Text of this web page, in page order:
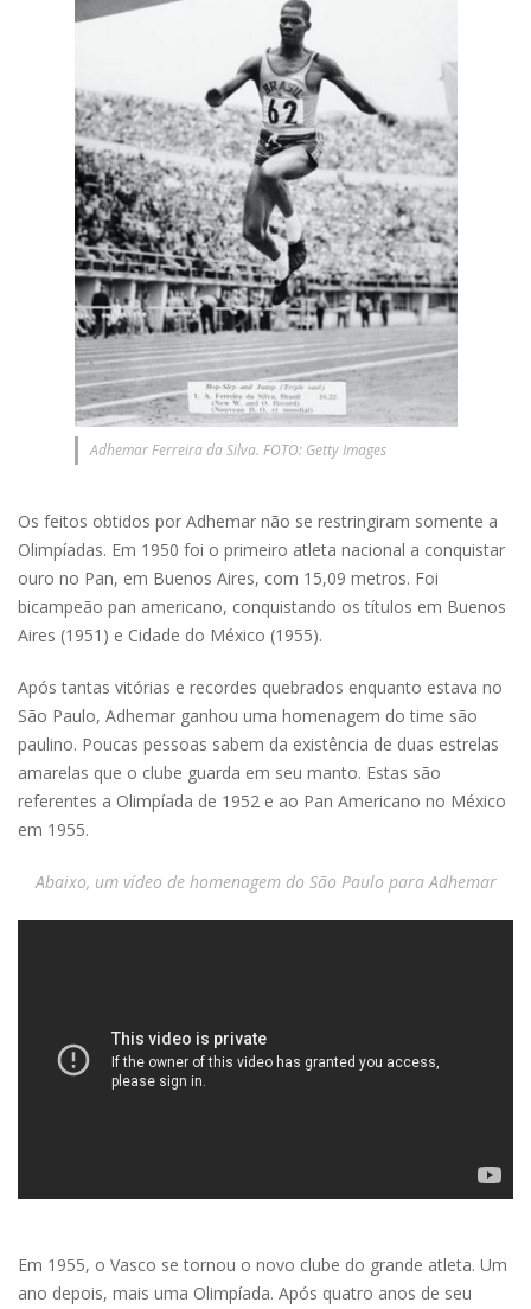
Adhemar Ferreira da Silva. FOTO: Getty Images
Os feitos obtidos por Adhemar não se restringiram somente a
Olimpíadas. Em 1950 foi o primeiro atleta nacional a conquistar
ouro no Pan, em Buenos Aires, com 15,09 metros. Foi
bicampeão pan americano, conquistando os títulos em Buenos
Aires (1951) e Cidade do México (1955).
Após tantas vitórias e recordes quebrados enquanto estava no
São Paulo, Adhemar ganhou uma homenagem do time são
paulino. Poucas pessoas sabem da existência de duas estrelas
amarelas que o clube guarda em seu manto. Estas são
referentes a Olimpíada de 1952 e ao Pan Americano no México
em 1955.
Abaixo, um vídeo de homenagem do São Paulo para Adhemar
Em 1955, o Vasco se tornou o novo clube do grande atleta. Um
ano depois, mais uma Olimpíada. Após quatro anos de seu